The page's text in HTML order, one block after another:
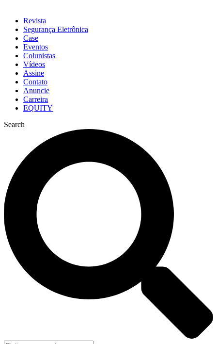
Revista
Segurança Eletrônica
Case
Eventos
Colunistas
Vídeos
Assine
Contato
Anuncie
Carreira
EQUITY
Search